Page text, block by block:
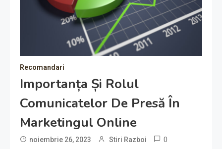
Recomandari
Importanța Și Rolul
Comunicatelor De Presă În
Marketingul Online
noiembrie 26, 2023 Stiri Razboi 0